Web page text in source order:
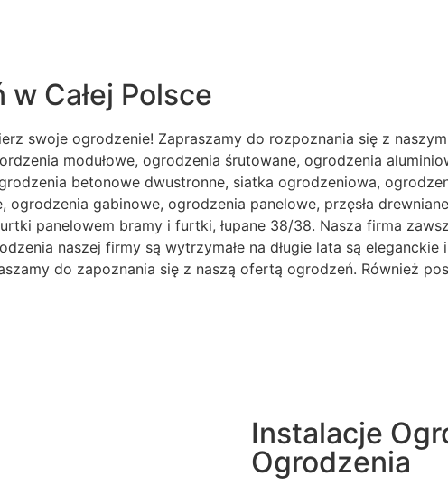
Całej Polsce
swoje ogrodzenie! Zapraszamy do rozpoznania się z
modułowe, ogrodzenia śrutowane, ogrodzenia
betonowe dwustronne, siatka ogrodzeniowa,
gabinowe, ogrodzenia panelowe, przęsła
panelowem bramy i furtki, łupane 38/38. Nasza firma
naszej firmy są wytrzymałe na długie lata są
do zapoznania się z naszą ofertą ogrodzeń. Również
Instalacje
Ogrodzenia